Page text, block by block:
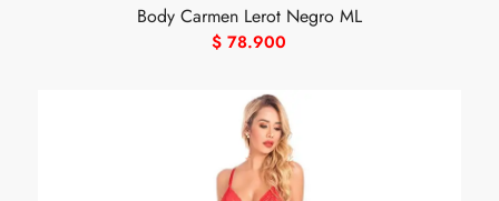
Body Carmen Lerot Negro ML
$ 78.900